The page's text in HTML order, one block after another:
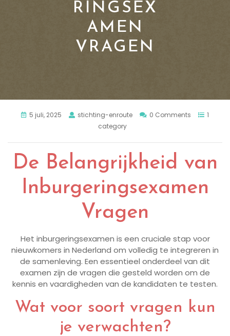
RINGSEX
AMEN
VRAGEN
5 juli, 2025 stichting-enroute 0 Comments
1
category
De Belangrijkheid van
Inburgeringsexamen
Vragen
Het inburgeringsexamen is een cruciale stap voor
nieuwkomers in Nederland om volledig te integreren in
de samenleving. Een essentieel onderdeel van dit
examen zijn de vragen die gesteld worden om de
kennis en vaardigheden van de kandidaten te testen.
Wat voor soort vragen kun
je verwachten?